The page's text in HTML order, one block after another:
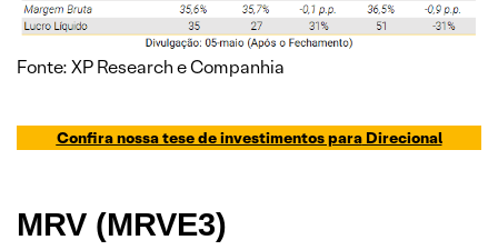
Fonte: XP Research e Companhia
Confira nossa tese de investimentos paraDirecional
MRV (MRVE3)